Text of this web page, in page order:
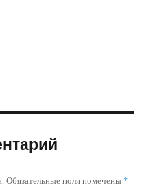
Обязательные поля помечены *